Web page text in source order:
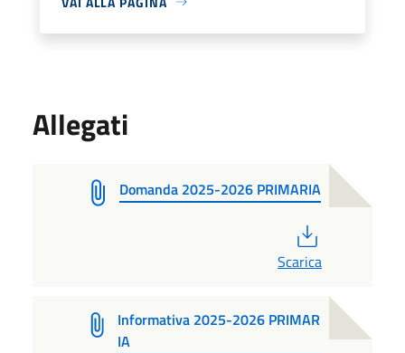
Allegati
Domanda 2025-2026 PRIMARIA
Scarica
Informativa 2025-2026 PRIMAR
IA